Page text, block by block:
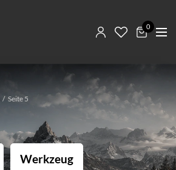
0
/ Seite 5
Werkzeug